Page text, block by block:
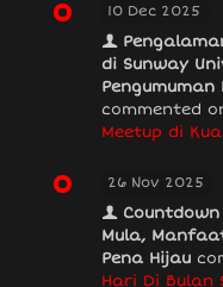
10 Dec 2025
di Sunway
commented
Meetup di
26 Nov 2025
Mula,
Pena Hijau
Hari Di Bulan